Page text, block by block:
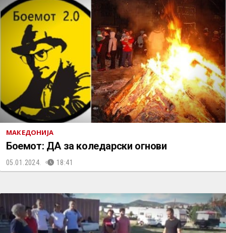
МАКЕДОНИЈА
Боемот: ДА за коледарски огнови
05.01.2024. 18:41